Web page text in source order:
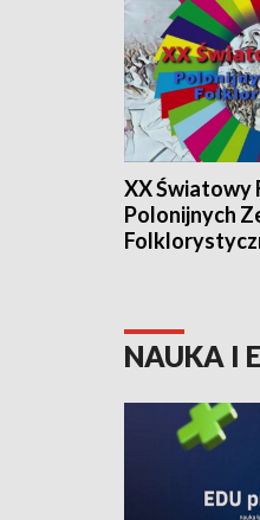
XX Światowy
Polonijnych
NAUKA I